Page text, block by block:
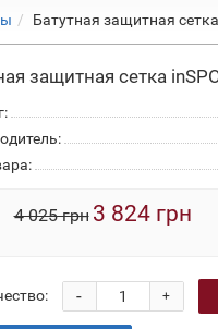
Батутная защитная
защитная сетка
4 025 грн 3 824 грн
+
-